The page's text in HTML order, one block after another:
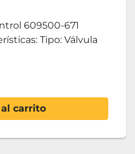
609500-671
Tipo: Válvula
carrito